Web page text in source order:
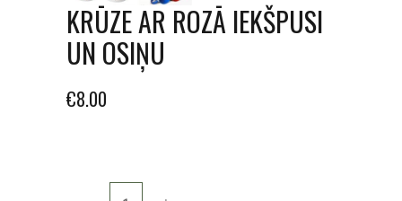
KRŪZE AR ROZĀ IEKŠPUSI
UN OSIŅU
€8.00